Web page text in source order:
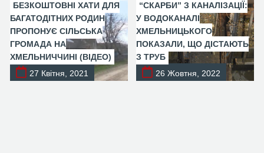
БЕЗКОШТОВНІ ХАТИ ДЛЯ
БАГАТОДІТНИХ РОДИН
ПРОПОНУЄ СІЛЬСЬКА
ГРОМАДА НА
ХМЕЛЬНИЧЧИНІ (ВІДЕО)
27 Квітня, 2021
“СКАРБИ” З КАНАЛІЗАЦІЇ:
У ВОДОКАНАЛІ
ХМЕЛЬНИЦЬКОГО
ПОКАЗАЛИ, ЩО ДІСТАЮТЬ
З ТРУБ
26 Жовтня, 2022